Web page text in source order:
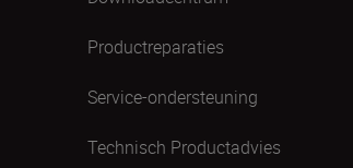
Productreparaties
Service-ondersteuning
Technisch Productadvies